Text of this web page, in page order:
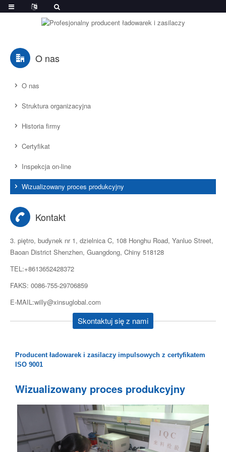
O nas
O nas
Struktura organizacyjna
Historia firmy
Certyfikat
Inspekcja on-line
Wizualizowany proces produkcyjny
Kontakt
3. piętro, budynek nr 1, dzielnica C, 108 Honghu Road, Yanluo Street,
Baoan District Shenzhen, Guangdong, Chiny 518128
TEL:+8613652428372
FAKS: 0086-755-29706859
E-MAIL:willy@xinsuglobal.com
Skontaktuj się z nami
Producent ładowarek i zasilaczy impulsowych z certyfikatem
ISO 9001
Wizualizowany proces produkcyjny